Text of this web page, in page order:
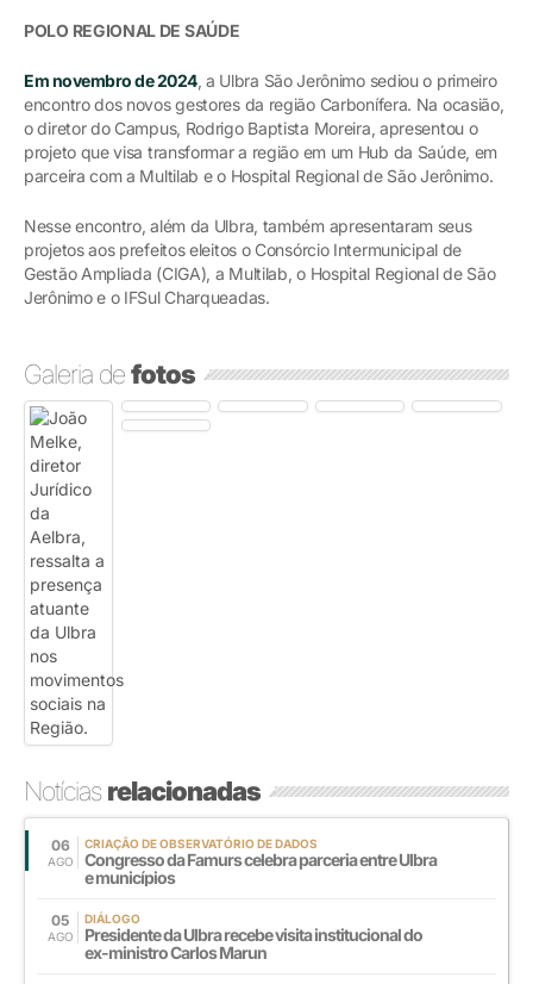
POLO REGIONAL DE SAÚDE
Em novembro de 2024, a Ulbra São Jerônimo sediou o primeiro
encontro dos novos gestores da região Carbonífera. Na ocasião,
o diretor do Campus, Rodrigo Baptista Moreira, apresentou o
projeto que visa transformar a região em um Hub da Saúde, em
parceira com a Multilab e o Hospital Regional de São Jerônimo.
Nesse encontro, além da Ulbra, também apresentaram seus
projetos aos prefeitos eleitos o Consórcio Intermunicipal de
Gestão Ampliada (CIGA), a Multilab, o Hospital Regional de São
Jerônimo e o IFSul Charqueadas.
Galeria defotos
Notíciasrelacionadas
06
AGO
CRIAÇÃO DE OBSERVATÓRIO DE DADOS
Congresso da Famurs celebra parceria entre Ulbra
e municípios
05
AGO
DIÁLOGO
Presidente da Ulbra recebe visita institucional do
ex-ministro Carlos Marun